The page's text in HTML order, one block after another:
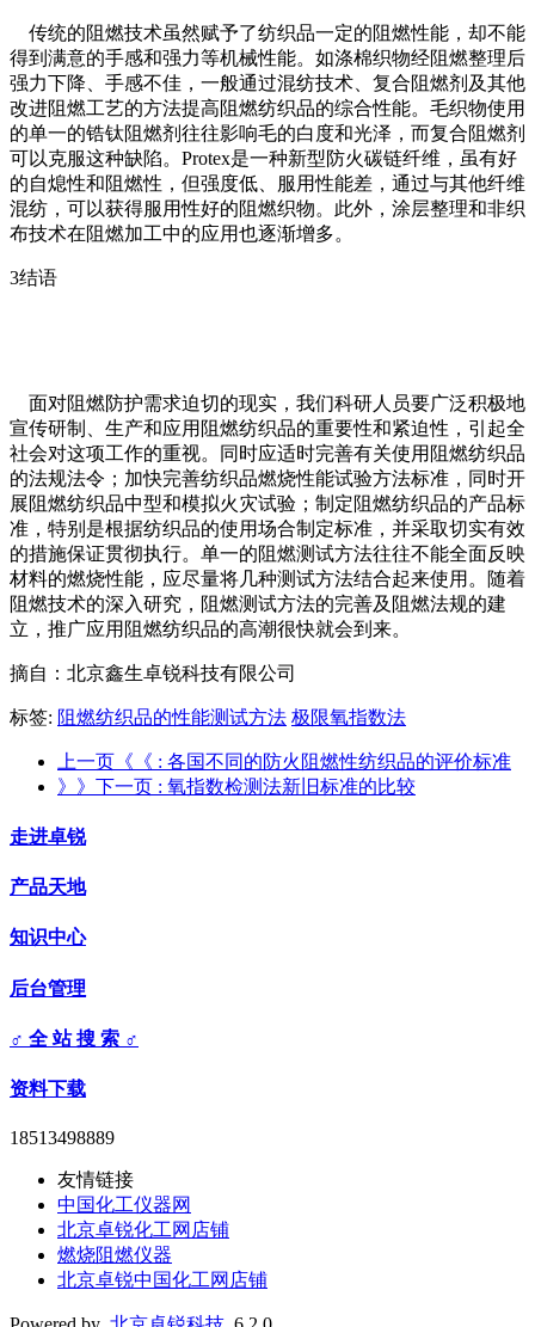
传统的阻燃技术虽然赋予了纺织品一定的阻燃性能，却不能
得到满意的手感和强力等机械性能。如涤棉织物经阻燃整理后
强力下降、手感不佳，一般通过混纺技术、复合阻燃剂及其他
改进阻燃工艺的方法提高阻燃纺织品的综合性能。毛织物使用
的单一的锆钛阻燃剂往往影响毛的白度和光泽，而复合阻燃剂
可以克服这种缺陷。Protex是一种新型防火碳链纤维，虽有好
的自熄性和阻燃性，但强度低、服用性能差，通过与其他纤维
混纺，可以获得服用性好的阻燃织物。此外，涂层整理和非织
布技术在阻燃加工中的应用也逐渐增多。
3结语
面对阻燃防护需求迫切的现实，我们科研人员要广泛积极地
宣传研制、生产和应用阻燃纺织品的重要性和紧迫性，引起全
社会对这项工作的重视。同时应适时完善有关使用阻燃纺织品
的法规法令；加快完善纺织品燃烧性能试验方法标准，同时开
展阻燃纺织品中型和模拟火灾试验；制定阻燃纺织品的产品标
准，特别是根据纺织品的使用场合制定标准，并采取切实有效
的措施保证贯彻执行。单一的阻燃测试方法往往不能全面反映
材料的燃烧性能，应尽量将几种测试方法结合起来使用。随着
阻燃技术的深入研究，阻燃测试方法的完善及阻燃法规的建
立，推广应用阻燃纺织品的高潮很快就会到来。
摘自：北京鑫生卓锐科技有限公司
标签: 阻燃纺织品的性能测试方法 极限氧指数法
上一页《《 : 各国不同的防火阻燃性纺织品的评价标准
》》下一页 : 氧指数检测法新旧标准的比较
走进卓锐
产品天地
知识中心
后台管理
♂ 全 站 搜 索 ♂
资料下载
18513498889
友情链接
中国化工仪器网
北京卓锐化工网店铺
燃烧阻燃仪器
北京卓锐中国化工网店铺